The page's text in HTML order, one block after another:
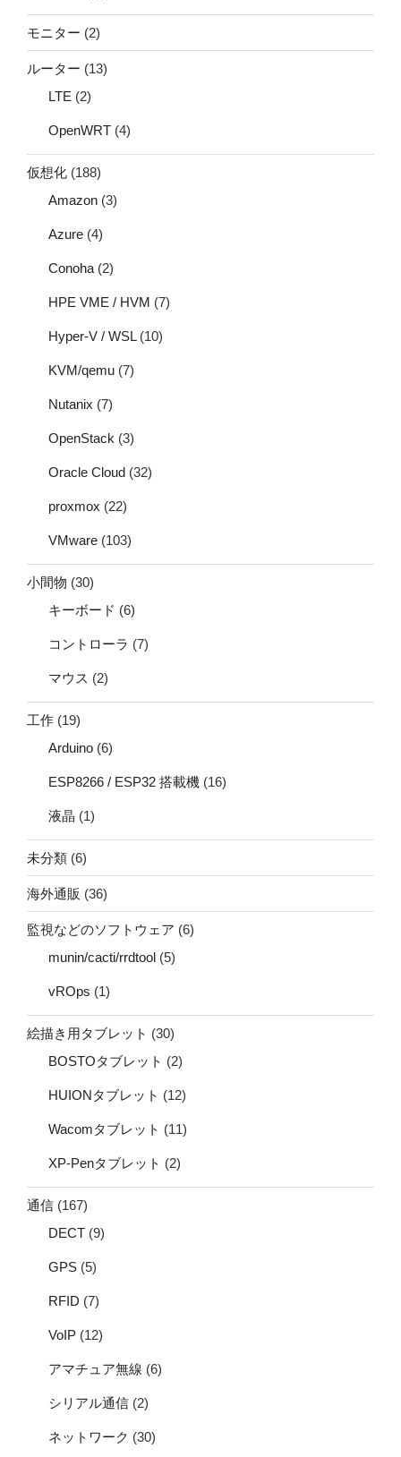
モニター (2)
ルーター (13)
LTE (2)
OpenWRT (4)
仮想化 (188)
Amazon (3)
Azure (4)
Conoha (2)
HPE VME / HVM (7)
Hyper-V / WSL(10)
KVM/qemu (7)
Nutanix (7)
OpenStack (3)
Oracle Cloud (32)
proxmox (22)
VMware (103)
小間物 (30)
キーボード (6)
コントローラ (7)
マウス (2)
工作 (19)
Arduino (6)
ESP8266 / ESP32 搭載機 (16)
液晶 (1)
未分類 (6)
海外通販 (36)
監視などのソフトウェア (6)
munin/cacti/rrdtool (5)
vROps (1)
絵描き用タブレット (30)
BOSTOタブレット (2)
HUIONタブレット (12)
Wacomタブレット (11)
XP-Penタブレット (2)
通信 (167)
DECT (9)
GPS (5)
RFID (7)
VoIP (12)
アマチュア無線 (6)
シリアル通信 (2)
ネットワーク (30)